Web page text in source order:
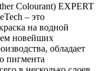
Colourant) EXPERT
– это
на водной
новейших
обладает
пигмента